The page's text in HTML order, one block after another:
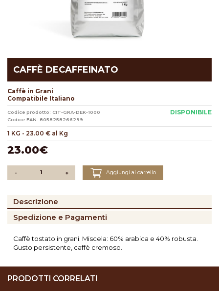
CAFFÈ DECAFFEINATO
Caffè in Grani
Compatibile Italiano
Codice prodotto: CIT-GRA-DEK-1000
Codice EAN: 8058258266299
DISPONIBILE
1 KG - 23.00 € al Kg
23.00€
- + Aggiungi al carrello
Descrizione
Spedizione e Pagamenti
Caffè tostato in grani. Miscela: 60% arabica e 40% robusta.
Gusto persistente, caffè cremoso.
PRODOTTI CORRELATI